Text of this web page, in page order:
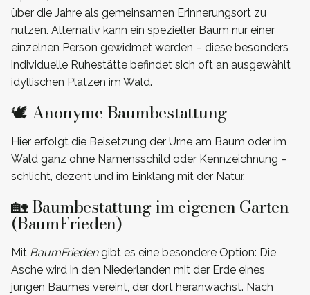
über die Jahre als gemeinsamen Erinnerungsort zu
nutzen. Alternativ kann ein spezieller Baum nur einer
einzelnen Person gewidmet werden – diese besonders
individuelle Ruhestätte befindet sich oft an ausgewählt
idyllischen Plätzen im Wald.
🕊️ Anonyme Baumbestattung
Hier erfolgt die Beisetzung der Urne am Baum oder im
Wald ganz ohne Namensschild oder Kennzeichnung –
schlicht, dezent und im Einklang mit der Natur.
🏡 Baumbestattung im eigenen Garten
(BaumFrieden)
Mit BaumFriedengibt es eine besondere Option: Die
Asche wird in den Niederlanden mit der Erde eines
jungen Baumes vereint, der dort heranwächst. Nach